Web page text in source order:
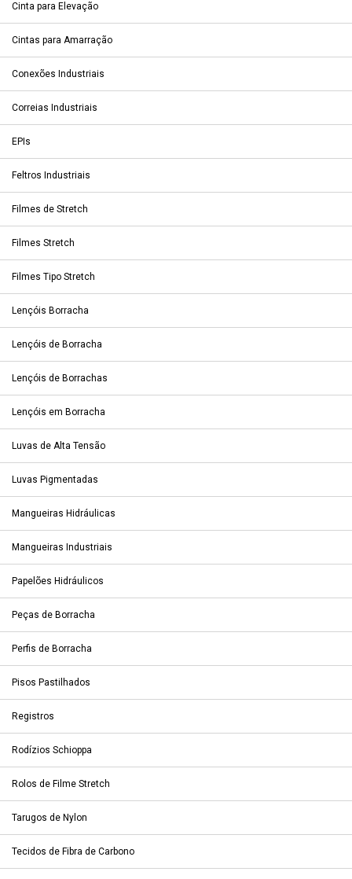
Cinta para Elevação
Cintas para Amarração
Conexões Industriais
Correias Industriais
EPIs
Feltros Industriais
Filmes de Stretch
Filmes Stretch
Filmes Tipo Stretch
Lençóis Borracha
Lençóis de Borracha
Lençóis de Borrachas
Lençóis em Borracha
Luvas de Alta Tensão
Luvas Pigmentadas
Mangueiras Hidráulicas
Mangueiras Industriais
Papelões Hidráulicos
Peças de Borracha
Perfis de Borracha
Pisos Pastilhados
Registros
Rodízios Schioppa
Rolos de Filme Stretch
Tarugos de Nylon
Tecidos de Fibra de Carbono